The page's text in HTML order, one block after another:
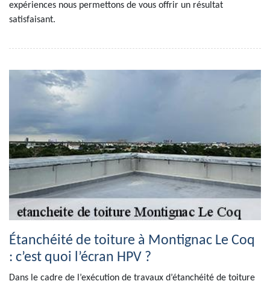
expériences nous permettons de vous offrir un résultat
satisfaisant.
Étanchéité de toiture à Montignac Le Coq
: c’est quoi l’écran HPV ?
Dans le cadre de l’exécution de travaux d’étanchéité de toiture